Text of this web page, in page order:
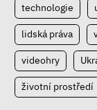
technologie
lidská práva
videohry
životní prostředí